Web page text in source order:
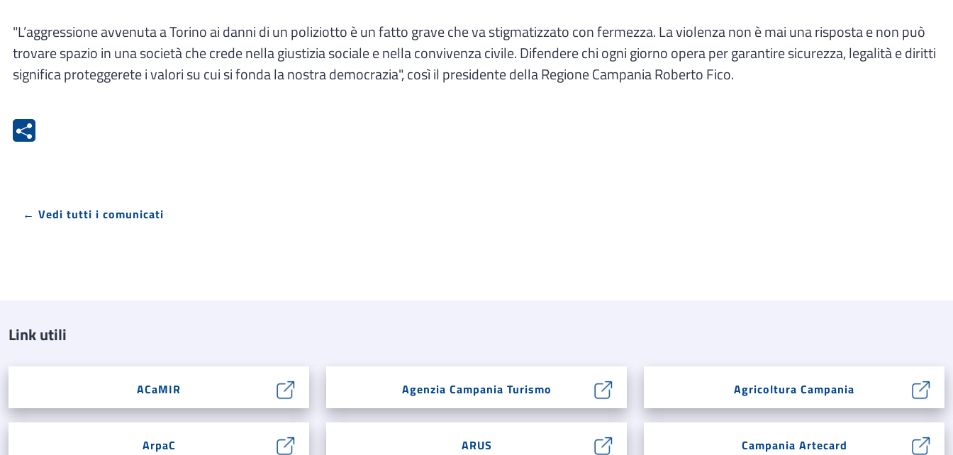
"L’aggressione avvenuta a Torino ai danni di un poliziotto è un fatto grave che va stigmatizzato con fermezza. La violenza non è mai una risposta e non può
trovare spazio in una società che crede nella giustizia sociale e nella convivenza civile. Difendere chi ogni giorno opera per garantire sicurezza, legalità e diritti
significa proteggerete i valori su cui si fonda la nostra democrazia", così il presidente della Regione Campania Roberto Fico.
← Vedi tutti i comunicati
Link utili
ACaMIR Agenzia Campania Turismo Agricoltura Campania
ArpaC ARUS Campania Artecard